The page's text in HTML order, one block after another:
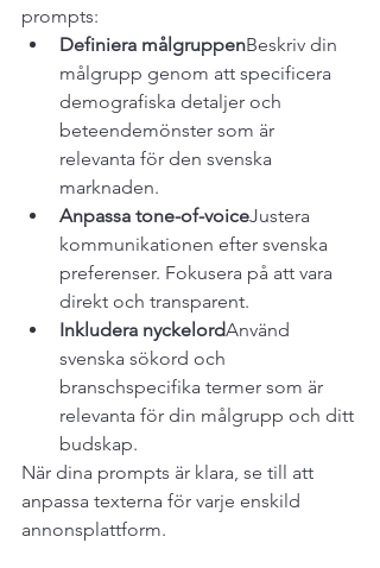
prompts:
Definiera målgruppenBeskriv din
målgrupp genom att specificera
demografiska detaljer och
beteendemönster som är
relevanta för den svenska
marknaden.
Anpassa tone-of-voiceJustera
kommunikationen efter svenska
preferenser. Fokusera på att vara
direkt och transparent.
Inkludera nyckelordAnvänd
svenska sökord och
branschspecifika termer som är
relevanta för din målgrupp och ditt
budskap.
När dina prompts är klara, se till att
anpassa texterna för varje enskild
annonsplattform.